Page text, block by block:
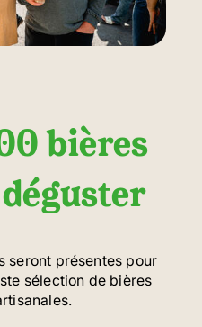
bières
seront présentes pour
sélection de bières